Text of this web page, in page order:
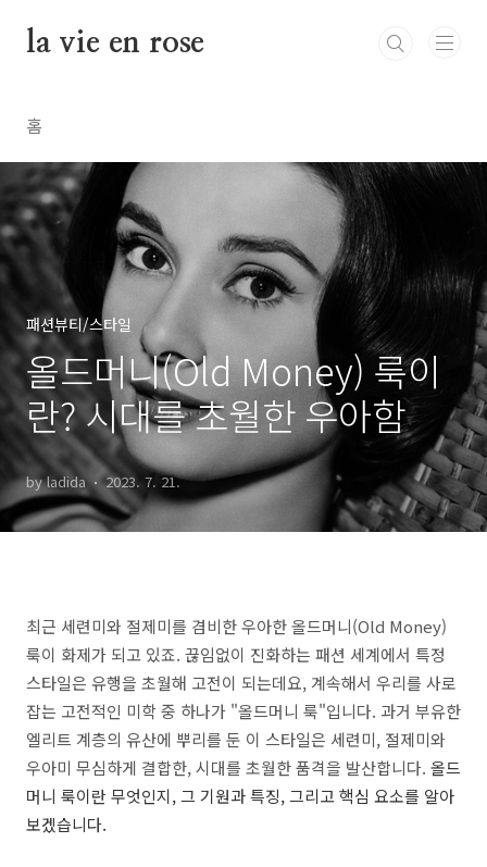
la vie en rose
홈
패션뷰티/스타일
올드머니(Old Money) 룩이
란? 시대를 초월한 우아함
by ladida 2023. 7. 21.
최근 세련미와 절제미를 겸비한 우아한 올드머니(Old Money)
룩이 화제가 되고 있죠. 끊임없이 진화하는 패션 세계에서 특정
스타일은 유행을 초월해 고전이 되는데요, 계속해서 우리를 사로
잡는 고전적인 미학 중 하나가 "올드머니 룩"입니다. 과거 부유한
엘리트 계층의 유산에 뿌리를 둔 이 스타일은 세련미, 절제미와
우아미 무심하게 결합한, 시대를 초월한 품격을 발산합니다. 올드
머니 룩이란 무엇인지, 그 기원과 특징, 그리고 핵심 요소를 알아
보겠습니다.